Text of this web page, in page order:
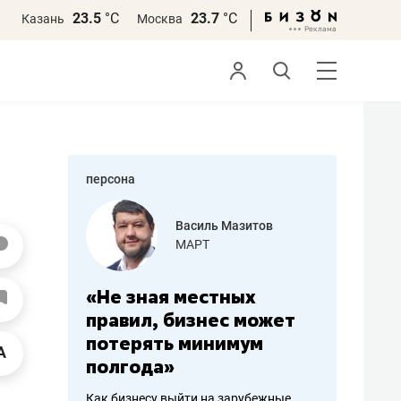
Казань 23.5 °С Москва 23.7 °С
персона
работа
Василь Мазитов
МАРТ
«Не зная местных
правил, бизнес может
потерять минимум
полгода»